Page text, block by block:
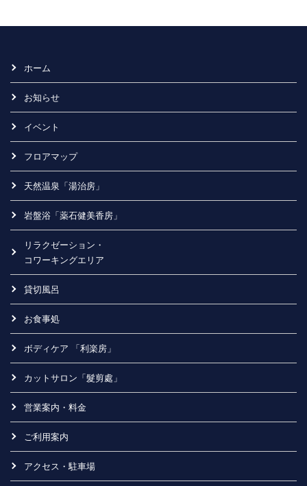
ホーム
お知らせ
イベント
フロアマップ
天然温泉「湯治房」
岩盤浴「薬石健美香房」
リラクゼーション・
コワーキングエリア
貸切風呂
お食事処
ボディケア 「利楽房」
カットサロン「髮剪處」
営業案内・料金
ご利用案内
アクセス・駐車場